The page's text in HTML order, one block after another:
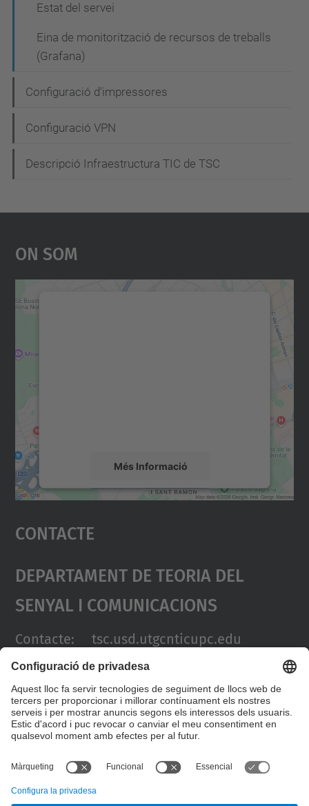
Estat del servei
Eina de monitorització de recursos de treballs
(Grafana)
Configuració d'impressores
Configuració VPN
Descripció Infraestructura TIC de TSC
On Som
Més Informació
Accepta
powered by
Contacte
Departament De Teoria Del
Senyal I Comunicacions
Contacte: tsc.usd.utgcnticupc.edu
Adreça:UPC Campus Nord.
C/Jordi Girona 1-3. Edificis D3-
D4-D5.
08034 Barcelona (SPAIN)
Telèfon: +34 934011068